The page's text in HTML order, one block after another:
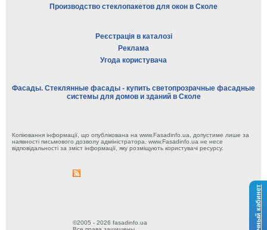
Личный кабинет
Производство стеклопакетов для окон в Сколе
Реєстрація в каталозі
Реклама
Угода користувача
Фасады. Стеклянные фасады - купить светопрозрачные фасадные
системы для домов и зданий в Сколе
Копіювання інформації, що опублікована на www.Fasadinfo.ua, допустиме лише за
наявності письмового дозволу адміністратора. www.Fasadinfo.ua не несе
відповідальності за зміст інформації, яку розміщують користувачі ресурсу.
©2005 - 2026 fasadinfo.ua